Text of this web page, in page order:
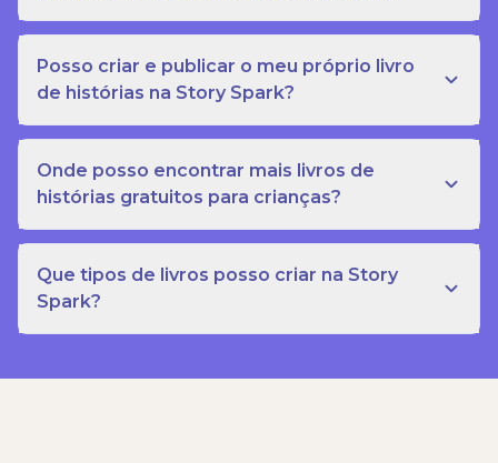
Posso criar e publicar o meu próprio livro
de histórias na Story Spark?
Onde posso encontrar mais livros de
histórias gratuitos para crianças?
Que tipos de livros posso criar na Story
Spark?